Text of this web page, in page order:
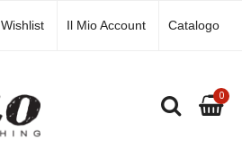
Wishlist Il Mio Account Catalogo
0